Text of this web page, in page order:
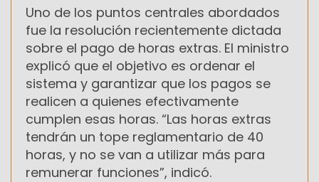
Uno de los puntos centrales abordados
fue la resolución recientemente dictada
sobre el pago de horas extras. El ministro
explicó que el objetivo es ordenar el
sistema y garantizar que los pagos se
realicen a quienes efectivamente
cumplen esas horas. “Las horas extras
tendrán un tope reglamentario de 40
horas, y no se van a utilizar más para
remunerar funciones”, indicó.